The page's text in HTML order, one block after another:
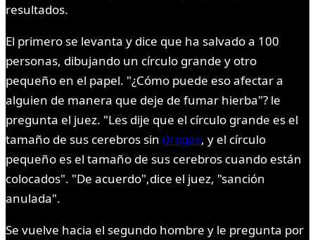
resultados.
El primero se levanta y dice que ha salvado a 100
personas, dibujando un círculo grande y otro
pequeño en el papel. "¿Cómo puede eso afectar a
alguien de manera que deje de fumar hierba"? le
pregunta el juez. "Les dije que el círculo grande es el
tamaño de sus cerebros sin drogas, y el círculo
pequeño es el tamaño de sus cerebros cuando están
colocados". "De acuerdo",dice el juez, "sanción
anulada".
Se vuelve hacia el segundo hombre y le pregunta por